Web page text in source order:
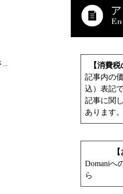
…
【消費
記事内の
込）表記
記事に関
あります。
Domaniへ
ら